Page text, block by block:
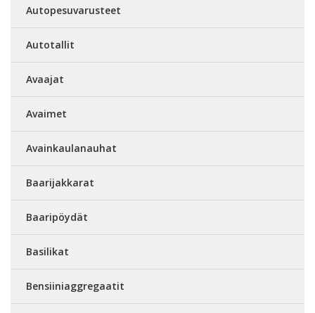
Autopesuvarusteet
Autotallit
Avaajat
Avaimet
Avainkaulanauhat
Baarijakkarat
Baaripöydät
Basilikat
Bensiiniaggregaatit